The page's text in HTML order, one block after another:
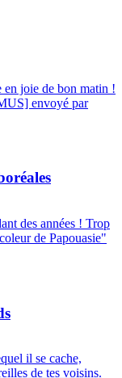
joie de bon matin !
envoyé par
des années ! Trop
de Papouasie"
il se cache,
de tes voisins.